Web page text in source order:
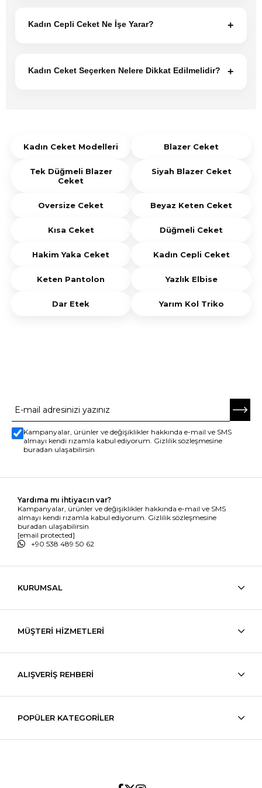
modern yaka tasarımıyla dikkat çeker. Minimal
görünümü sayesinde hem klasik hem de günlük
Kadın Cepli Ceket Ne İşe Yarar? +
detayları günlük kullanımda pratiklik sunarken
Kadın Ceket Seçerken Nelere Dikkat Edilmelidir? +
seçenekleri değerlendirilebilir.
Kadın Ceket Modelleri Blazer Ceket
Tek Düğmeli Blazer
Ceket
Siyah Blazer Ceket
Oversize Ceket Beyaz Keten Ceket
Kısa Ceket Düğmeli Ceket
Hakim Yaka Ceket Kadın Cepli Ceket
Keten Pantolon Yazlık Elbise
Dar Etek Yarım Kol Triko
Kampanyalar, ürünler ve değişiklikler hakkında e-mail ve SMS
almayı kendi rızamla kabul ediyorum. Gizlilik sözleşmesine
buradan ulaşabilirsin
Yardıma mı ihtiyacın var?
Kampanyalar, ürünler ve değişiklikler hakkında e-mail ve SMS
almayı kendi rızamla kabul ediyorum. Gizlilik sözleşmesine
buradan ulaşabilirsin
[email protected]
+90 538 489 50 62
KURUMSAL
MÜŞTERİ HİZMETLERİ
ALIŞVERİŞ REHBERİ
POPÜLER KATEGORİLER